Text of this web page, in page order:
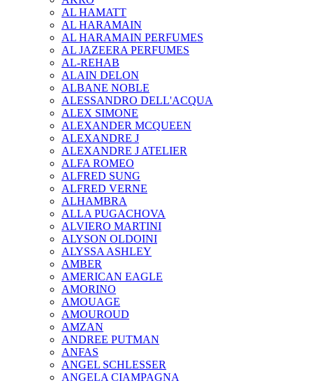
AL HAMATT
AL HARAMAIN
AL HARAMAIN PERFUMES
AL JAZEERA PERFUMES
AL-REHAB
ALAIN DELON
ALBANE NOBLE
ALESSANDRO DELL'ACQUA
ALEX SIMONE
ALEXANDER MCQUEEN
ALEXANDRE J
ALEXANDRE J ATELIER
ALFA ROMEO
ALFRED SUNG
ALFRED VERNE
ALHAMBRA
ALLA PUGACHOVA
ALVIERO MARTINI
ALYSON OLDOINI
ALYSSA ASHLEY
AMBER
AMERICAN EAGLE
AMORINO
AMOUAGE
AMOUROUD
AMZAN
ANDREE PUTMAN
ANFAS
ANGEL SCHLESSER
ANGELA CIAMPAGNA